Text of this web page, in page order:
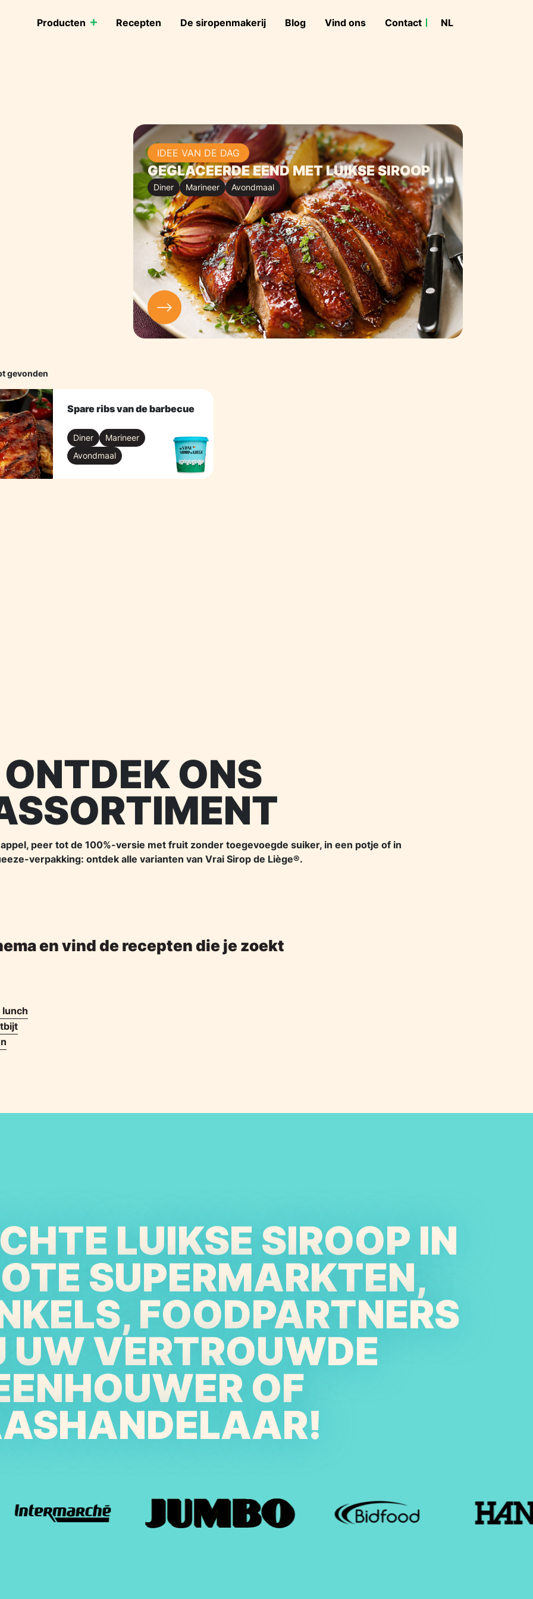
Producten Recepten De siropenmakerij Blog Vind ons Contact NL
IDEE VAN DE DAG
GEGLACEERDE EEND MET LUIKSE SIROOP
Diner Marineer Avondmaal
gevonden
Spare ribs van de barbecue
Diner
Marineer
Avondmaal
ONTDEK ONS
peer tot de 100%-versie met fruit zonder toegevoegde suiker, in een potje of in
verpakking: ontdek alle varianten van Vrai Sirop de Liège®.
en vind de recepten die je zoekt
LUIKSE SIROOP IN
SUPERMARKTEN,
FOODPARTNERS
UW VERTROUWDE
OF